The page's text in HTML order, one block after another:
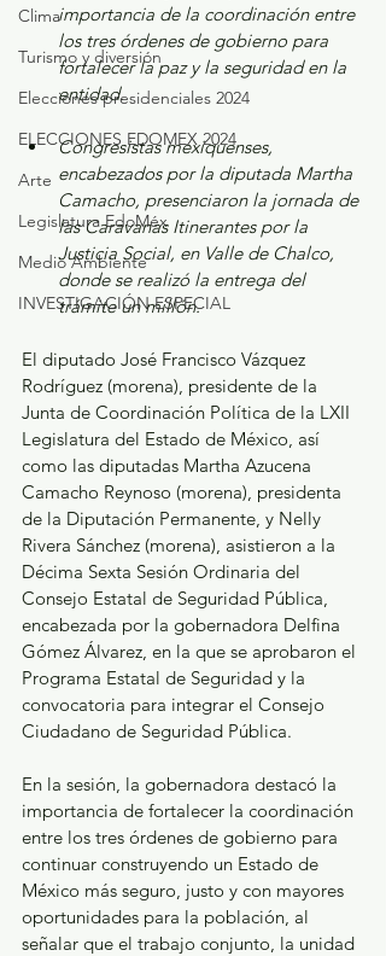
Clima
Turismo y diversión
Elecciones presidenciales 2024
ELECCIONES EDOMEX 2024
Arte
Legislatura EdoMéx
Medio Ambiente
INVESTIGACIÓN ESPECIAL
importancia de la coordinación entre
los tres órdenes de gobierno para
fortalecer la paz y la seguridad en la
entidad.
Congresistas mexiquenses,
encabezados por la diputada Martha
Camacho, presenciaron la jornada de
las Caravanas Itinerantes por la
Justicia Social, en Valle de Chalco,
donde se realizó la entrega del
trámite un millón.
El diputado José Francisco Vázquez
Rodríguez (morena), presidente de la
Junta de Coordinación Política de la LXII
Legislatura del Estado de México, así
como las diputadas Martha Azucena
Camacho Reynoso (morena), presidenta
de la Diputación Permanente, y Nelly
Rivera Sánchez (morena), asistieron a la
Décima Sexta Sesión Ordinaria del
Consejo Estatal de Seguridad Pública,
encabezada por la gobernadora Delfina
Gómez Álvarez, en la que se aprobaron el
Programa Estatal de Seguridad y la
convocatoria para integrar el Consejo
Ciudadano de Seguridad Pública.
En la sesión, la gobernadora destacó la
importancia de fortalecer la coordinación
entre los tres órdenes de gobierno para
continuar construyendo un Estado de
México más seguro, justo y con mayores
oportunidades para la población, al
señalar que el trabajo conjunto, la unidad